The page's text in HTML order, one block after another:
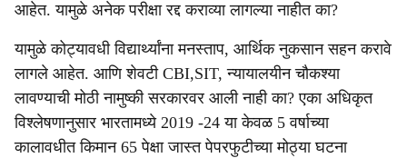
आहेत. यामुळे अनेक परीक्षा रद्द कराव्या लागल्या नाहीत का?
यामुळे कोट्यावधी विद्यार्थ्यांना मनस्ताप, आर्थिक नुकसान सहन करावे
लागले आहेत. आणि शेवटी CBI,SIT, न्यायालयीन चौकश्या
लावण्याची मोठी नामुष्की सरकारवर आली नाही का? एका अधिकृत
विश्लेषणानुसार भारतामध्ये 2019 -24 या केवळ 5 वर्षाच्या
कालावधीत किमान 65 पेक्षा जास्त पेपरफुटीच्या मोठ्या घटना